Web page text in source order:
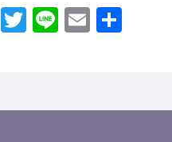
Facebook
Twitter
LineEmail